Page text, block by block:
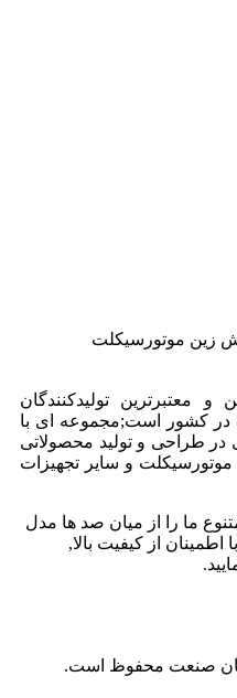
معتبرترین تولیدکنندگان
کشور است;مجموعه ای با
در طراحی و تولید محصولاتی
و سایر تجهیزات
ما را از میان صد ها مدل
از کیفیت بالا,
صنعت محفوظ است.